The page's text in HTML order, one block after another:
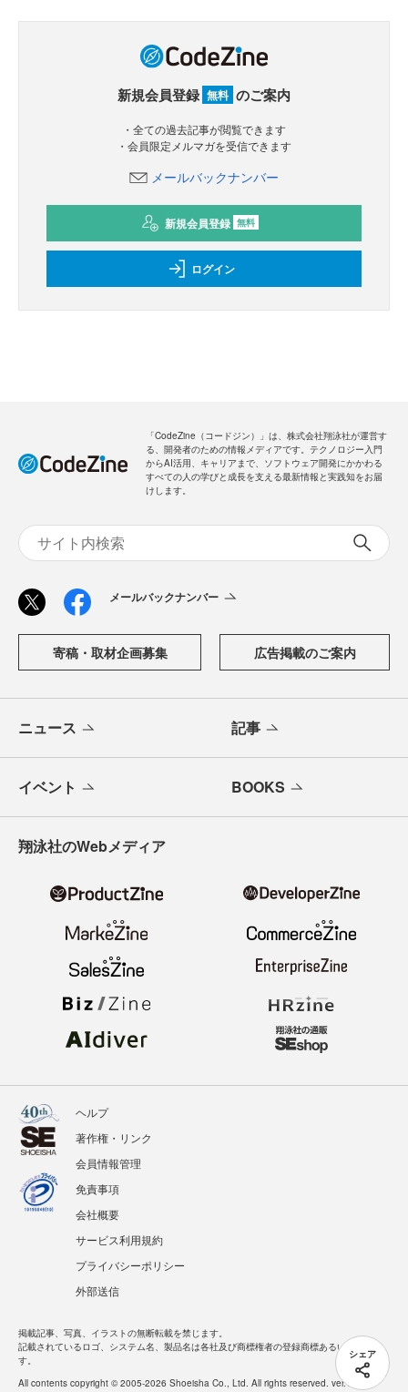
シェア
新規会員登録 無料 のご案内
・全ての過去記事が閲覧できます
・会員限定メルマガを受信できます
メールバックナンバー
新規会員登録 無料
ログイン
「CodeZine（コードジン）」は、株式会社翔泳社が運営す
る、開発者のための情報メディアです。テクノロジー入門
からAI活用、キャリアまで、ソフトウェア開発にかかわる
すべての人の学びと成長を支える最新情報と実践知をお届
けします。
メールバックナンバー
寄稿・取材企画募集 広告掲載のご案内
ニュース 記事
イベント BOOKS
翔泳社のWebメディア
ヘルプ
著作権・リンク
会員情報管理
免責事項
会社概要
サービス利用規約
プライバシーポリシー
外部送信
掲載記事、写真、イラストの無断転載を禁じます。
記載されているロゴ、システム名、製品名は各社及び商標権者の登録商標あるいは商標で
す。
All contents copyright © 2005-2026 Shoeisha Co., Ltd. All rights reserved. ver.1.5